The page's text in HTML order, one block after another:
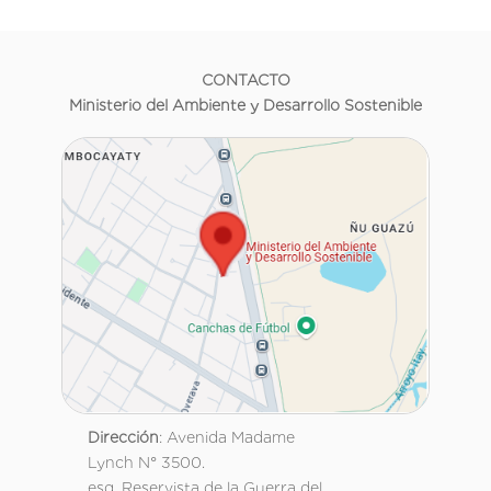
CONTACTO
Ministerio del Ambiente y Desarrollo Sostenible
Dirección: Avenida Madame
Lynch N° 3500.